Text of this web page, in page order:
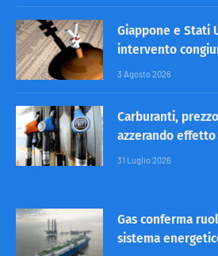
Giappone e Stati
intervento
3 Agosto 2026
Carburanti,
azzerando
31 Luglio 2026
Gas conferma
sistema